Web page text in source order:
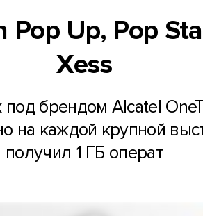
Up, Pop
Xess
под брендом Alcatel
на каждой крупной
получил 1 ГБ операт